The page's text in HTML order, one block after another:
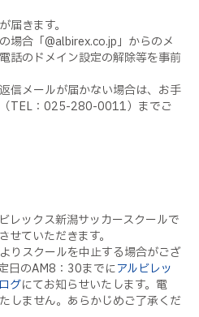
きます。
場合「@albirex.co.jp」からのメ
話のドメイン設定の解除等を事前
信メールが届かない場合は、お手
TEL：025-280-0011）までご
レックス新潟サッカースクールで
ていただきます。
りスクールを中止する場合がござ
日のAM8：30までにアルビレッ
グにてお知らせいたします。電
しません。あらかじめご了承くだ